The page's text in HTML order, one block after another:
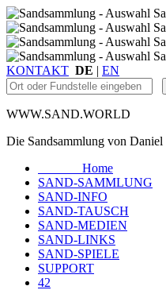
KONTAKT DE | EN
WWW.SAND.WORLD
Die Sandsammlung von Daniel
Home
SAND-SAMMLUNG
SAND-INFO
SAND-TAUSCH
SAND-MEDIEN
SAND-LINKS
SAND-SPIELE
SUPPORT
42